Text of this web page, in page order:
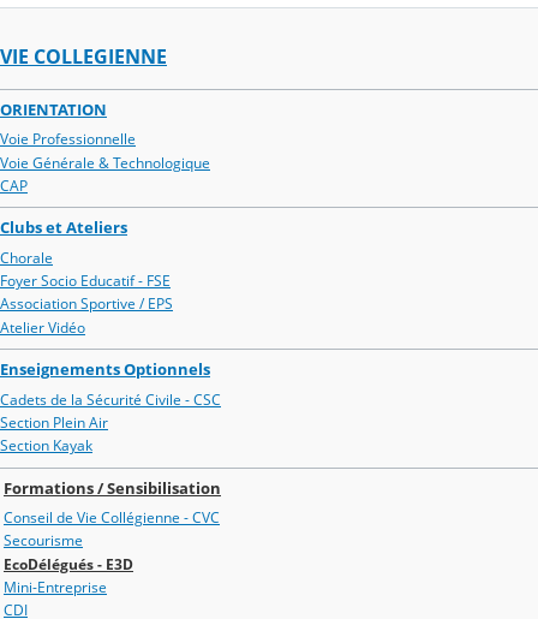
VIE COLLEGIENNE
ORIENTATION
Voie Professionnelle
Voie Générale & Technologique
CAP
Clubs et Ateliers
Chorale
Foyer Socio Educatif - FSE
Association Sportive / EPS
Atelier Vidéo
Enseignements Optionnels
Cadets de la Sécurité Civile - CSC
Section Plein Air
Section Kayak
Formations / Sensibilisation
Conseil de Vie Collégienne - CVC
Secourisme
EcoDélégués - E3D
Mini-Entreprise
CDI